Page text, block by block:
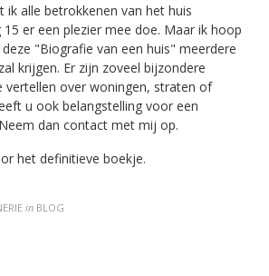
ik alle betrokkenen van het huis
15 er een plezier mee doe. Maar ik hoop
"Biografie van een huis" meerdere
krijgen. Er zijn zoveel bijzondere
vertellen over woningen, straten of
u ook belangstelling voor een
dan contact met mij op.
het definitieve boekje.
in BLOG